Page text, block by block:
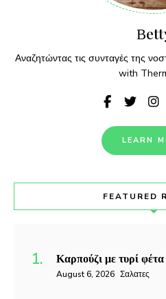
Αναζητώντας τις συνταγές της
with
LEARN
FEATURED
Καρπούζι με τυρί φέτα
August 6, 2026 Σαλατες